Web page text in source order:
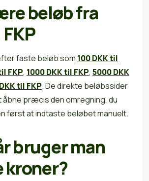
beløb fra
faste beløb som 100 DKK til
FKP, 1000 DKK til FKP, 5000 DKK
til FKP. De direkte beløbssider
åbne præcis den omregning, du
først at indtaste beløbet manuelt.
bruger man
kroner?